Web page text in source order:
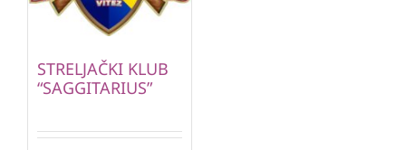
STRELJAČKI KLUB
“SAGGITARIUS”